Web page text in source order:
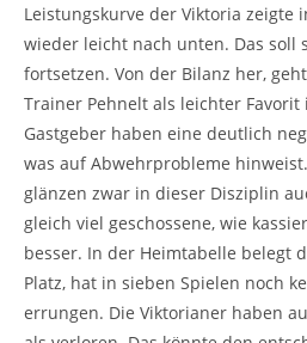
Leistungskurve der Viktoria zeigte
wieder leicht nach unten. Das soll
fortsetzen. Von der Bilanz her,
Trainer Pehnelt als leichter Favorit
Gastgeber haben eine deutlich
was auf Abwehrprobleme
glänzen zwar in dieser Disziplin
gleich viel geschossene, wie
besser. In der Heimtabelle belegt
Platz, hat in sieben Spielen noch
errungen. Die Viktorianer haben